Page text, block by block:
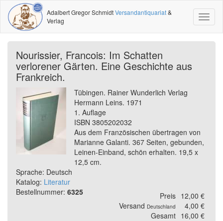
Adalbert Gregor SchmidtVersandantiquariat&
Verlag
Nourissier, Francois: Im Schatten
verlorener Gärten. Eine Geschichte aus
Frankreich.
Tübingen. Rainer Wunderlich Verlag
Hermann Leins. 1971
1. Auflage
ISBN 3805202032
Aus dem Französischen übertragen von
Marianne Galanti. 367 Seiten, gebunden,
Leinen-Einband, schön erhalten. 19,5 x
12,5 cm.
Sprache: Deutsch
Katalog: Literatur
Bestellnummer: 6325 Preis 12,00 €
Versand Deutschland
4,00 €
Gesamt 16,00 €